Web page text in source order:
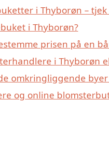
i Thyborøn –
i Thyborøn?
prisen på en
i Thyborøn
omkringliggende
og online